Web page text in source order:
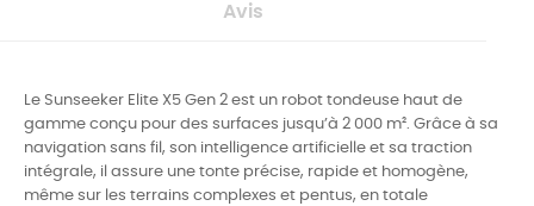
Avis
Le Sunseeker Elite X5 Gen 2 est un robot tondeuse haut de
gamme conçu pour des surfaces jusqu’à 2 000 m². Grâce à sa
navigation sans fil, son intelligence artificielle et sa traction
intégrale, il assure une tonte précise, rapide et homogène,
même sur les terrains complexes et pentus, en totale